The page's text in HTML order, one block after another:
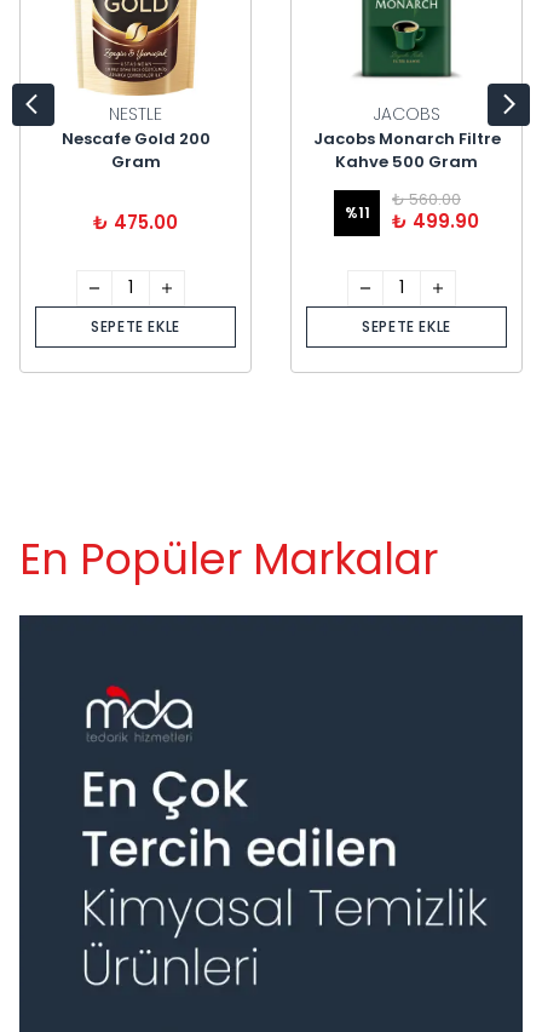
NESTLE
Nescafe Gold 200
Gram
₺ 475.00
SEPETE EKLE
JACOBS
Jacobs Monarch Filtre
Kahve 500 Gram
%11
₺ 560.00
₺ 499.90
SEPETE EKLE
En Popüler Markalar